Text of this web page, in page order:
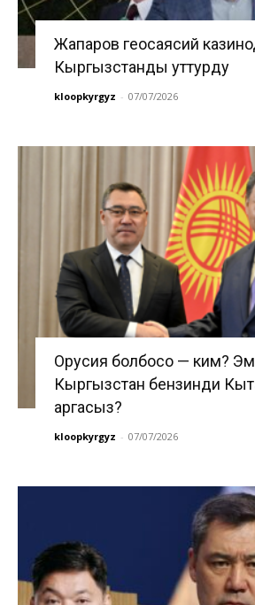
Жапаров геосаясий
Кыргызстанды уттурду
kloopkyrgyz - 07/07/2026
Орусия болбосо — ким?
Кыргызстан бензинди
аргасыз?
kloopkyrgyz - 07/07/2026